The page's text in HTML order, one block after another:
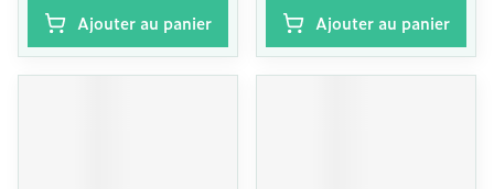
Ajouter au panier Ajouter au panier